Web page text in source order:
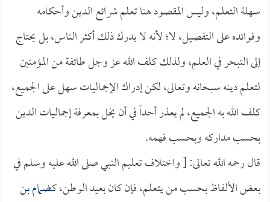
سهلة التعلم، وليس المقصود هنا تعلم شرائع الدين وأحكامه
وفوائده على التفصيل، لا؛ لأنه لا يدرك ذلك أكثر الناس، بل يحتاج
إلى التبحر في العلم، ولذلك كلف الله عز وجل طائفة من المؤمنين
لتعلم دينه سبحانه وتعالى، لكن إدراك الإجماليات سهل على الجميع،
كلف الله به الجميع، لم يعذر أحداً في أن يخل بمعرفة إجماليات الدين
بحسب مداركه وبحسب فهمه.
قال رحمه الله تعالى: [ واختلاف تعليم النبي صلى الله عليه وسلم في
بعض الألفاظ بحسب من يتعلم، فإن كان بعيد الوطن، كـضمام بن